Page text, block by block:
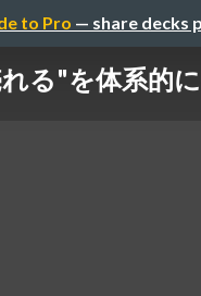
to Pro — share decks
る"を体系的